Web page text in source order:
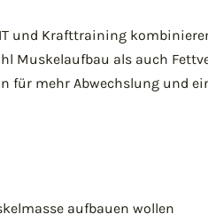
und Krafttraining
Muskelaufbau als auch
für mehr Abwechslung und
aufbauen wollen